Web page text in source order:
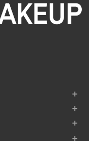
+
+
+
+